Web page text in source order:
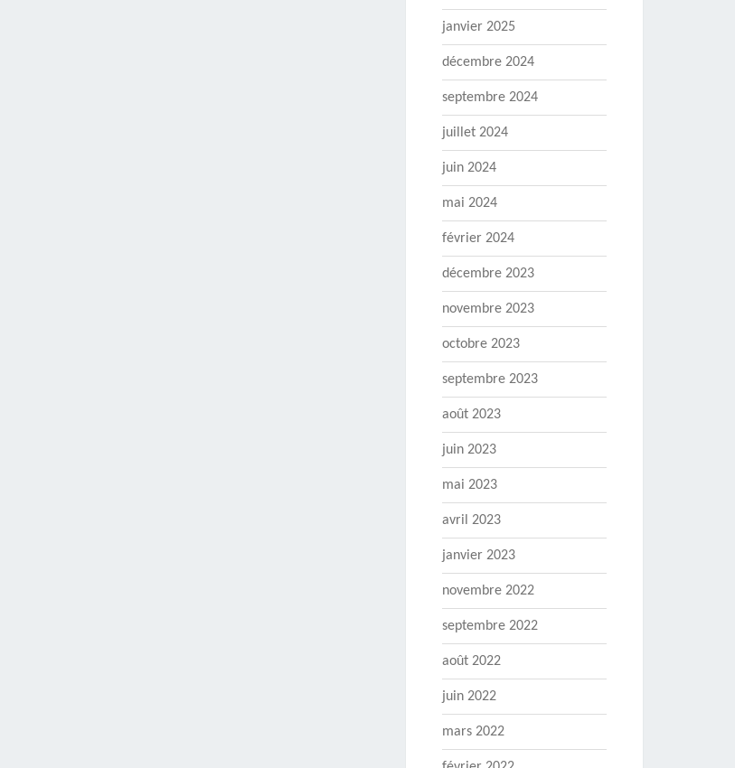
janvier 2025
décembre 2024
septembre 2024
juillet 2024
juin 2024
mai 2024
février 2024
décembre 2023
novembre 2023
octobre 2023
septembre 2023
août 2023
juin 2023
mai 2023
avril 2023
janvier 2023
novembre 2022
septembre 2022
août 2022
juin 2022
mars 2022